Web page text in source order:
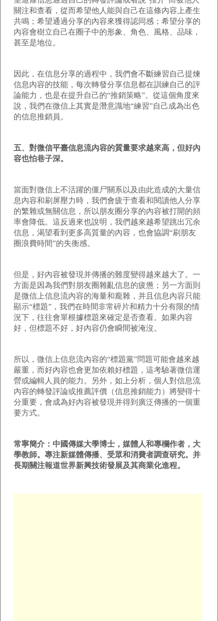
關注和查看，從而希望他人能與自己在這條內容上產生
共鳴；希望通過分享的內容來獲得認同感；希望分享的
內容會樹立自己在圈子中的形象、角色、風格、品味，
甚至是地位。
因此，在信息分享的過程中，我們會不斷練習自己提煉
信息內容的技能，每次轉發分享信息都在訓練自己的評
論能力，也是在提升自己的“推銷策略”。從這個角度來
說，我們在微信上其實是潛意識地“練習”自己成為出色
的信息推銷員。
五、對微信平臺信息流內容的質量要求越來高，但好內
容也怕巷子深。
當面對微信上不活躍的僵尸關系以及由此造成的大量信
息內容和刷屏壓力時，我們會疲于查看和閱讀他人分享
的繁雜或無關信息，所以朋友圈分享的內容被打開的頻
率會降低。這反過來也說明，我們越來越希望跳出冗余
信息，渴望看到更多高質量的內容，也會協調“刷朋友
圈浪費時間”的失衡感。
但是，好內容被發現并傳播的難度變得越來越大了。一
方面是因為我們對朋友圈雜亂信息的疲憊；另一方面則
是微信上信息流內容的海量和龐雜，并且信息內容只能
顯示“標題”，我們在時間非常碎片和精力十分有限的情
況下，往往會單根據標題來確定是否查看。如果內容
好，但標題不好，好內容仍會瞬間被淹沒。
所以，微信上信息流內容的“標題黨”問題可能會越來越
嚴重，而好內容也會更加依賴好標題，這考驗著微信運
營或編輯人員的能力。另外，如上分析，個人對信息流
內容的轉發評論或推薦評價（信息推銷能力）將變得十
分重要，會成為好內容被發現并得到廣泛傳播的一個重
要方式。
常寧簡介：中國傳媒大學博士，媒體人和專欄作者，大
學教師。專注新媒體傳播、受眾和消費者調查研究。并
長期關注報道世界新興技術發展及其商業化進程。